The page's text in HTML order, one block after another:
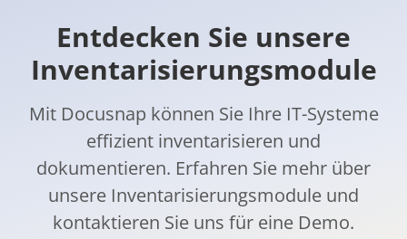
Entdecken Sie unsere
Inventarisierungsmodule
Mit Docusnap können Sie Ihre IT-Systeme
effizient inventarisieren und
dokumentieren. Erfahren Sie mehr über
unsere Inventarisierungsmodule und
kontaktieren Sie uns für eine Demo.